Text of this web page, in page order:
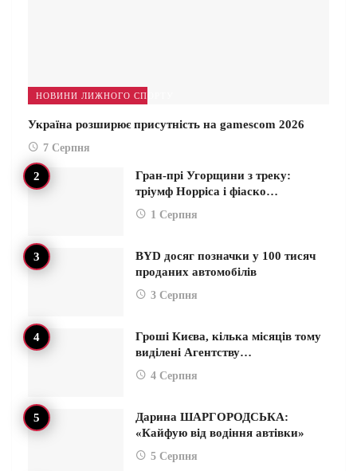
НОВИНИ ЛИЖНОГО СПОРТУ
Україна розширює присутність на gamescom 2026
7 Серпня
Гран-прі Угорщини з треку:
тріумф Норріса і фіаско…
1 Серпня
BYD досяг позначки у 100 тисяч
проданих автомобілів
3 Серпня
Гроші Києва, кілька місяців тому
виділені Агентству…
4 Серпня
Дарина ШАРГОРОДСЬКА:
«Кайфую від водіння автівки»
5 Серпня